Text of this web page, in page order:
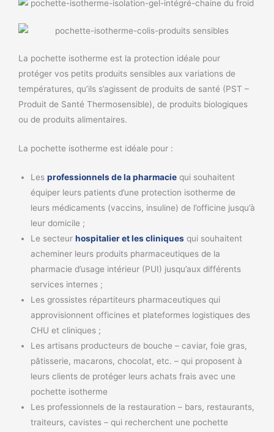
La pochette isotherme est la protection idéale pour
protéger vos petits produits sensibles aux variations de
températures, qu’ils s’agissent de produits de santé (PST –
Produit de Santé Thermosensible), de produits biologiques
ou de produits alimentaires.
La pochette isotherme est idéale pour :
Les professionnels de la pharmacie qui souhaitent
équiper leurs patients d’une protection isotherme de
leurs médicaments (vaccins, insuline) de l’officine jusqu’à
leur domicile ;
Le secteur hospitalier et les cliniques qui souhaitent
acheminer leurs produits pharmaceutiques de la
pharmacie d’usage intérieur (PUI) jusqu’aux différents
services internes ;
Les grossistes répartiteurs pharmaceutiques qui
approvisionnent officines et plateformes logistiques des
CHU et cliniques ;
Les artisans producteurs de bouche – caviar, foie gras,
pâtisserie, macarons, chocolat, etc. – qui proposent à
leurs clients de protéger leurs achats frais avec une
pochette isotherme
Les professionnels de la restauration – bars, restaurants,
traiteurs, cavistes – qui recherchent une pochette